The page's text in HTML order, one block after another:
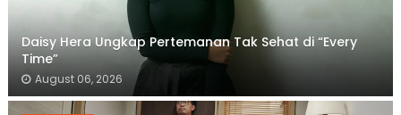
Daisy Hera Ungkap Pertemanan Tak Sehat di “Every
Time”
August 06, 2026